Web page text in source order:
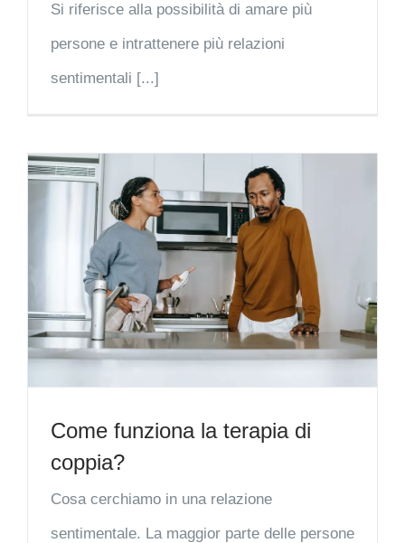
Si riferisce alla possibilità di amare più
persone e intrattenere più relazioni
sentimentali [...]
Come funziona la terapia di
coppia?
Cosa cerchiamo in una relazione
sentimentale. La maggior parte delle persone